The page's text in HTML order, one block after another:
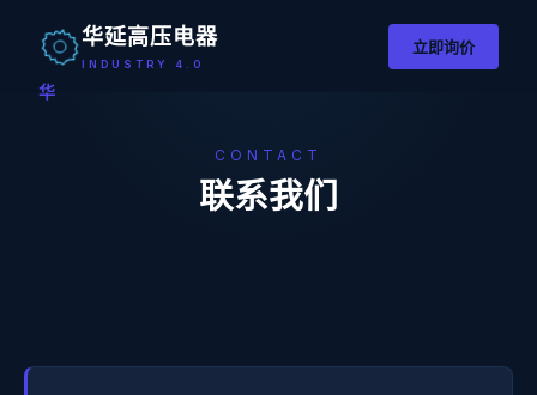
华
华延高压电器
INDUSTRY 4.0
立即询价
CONTACT
联系我们